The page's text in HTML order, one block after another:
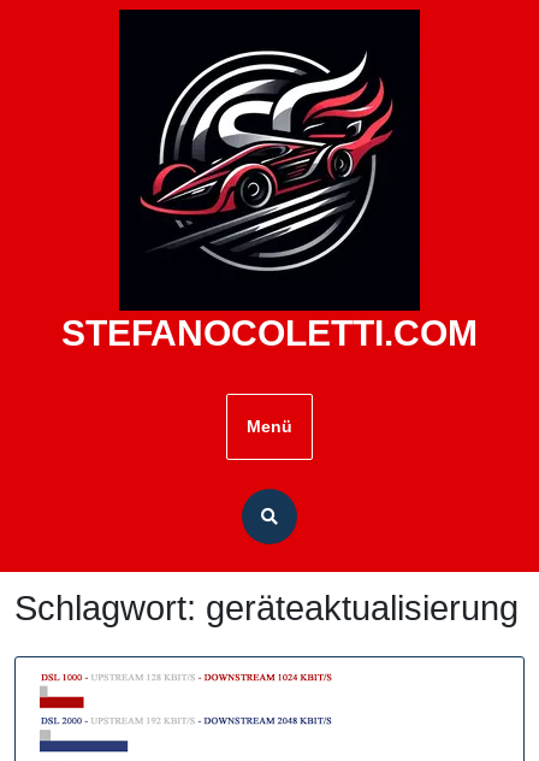
STEFANOCOLETTI.COM
Menü
Schlagwort: geräteaktualisierung